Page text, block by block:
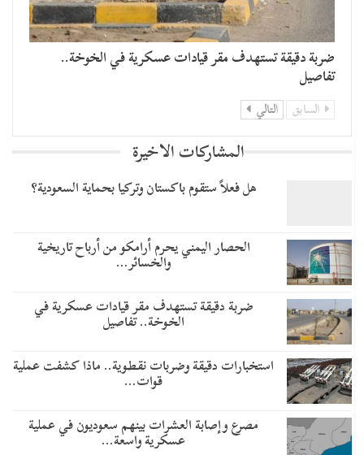
ضربة دقيقة تستهدف مقر قيادات عسكرية في الخوخة..
تفاصيل
السابق التالي
المشاركات الاخيرة
هل فعلاً ستقوم باكستان وتركيا بحماية السعودية؟
الحصار اليمني يحرم أرامكو من أرباح تاريخية
والخسائر…
ضربة دقيقة تستهدف مقر قيادات عسكرية في
الخوخة.. تفاصيل
استخبارات دقيقة وضربات نقطوية.. ماذا كشفت عملية
قوات…
مصرع وإصابة العشرات بينهم سعوديون في عملية
عسكرية واسعة…